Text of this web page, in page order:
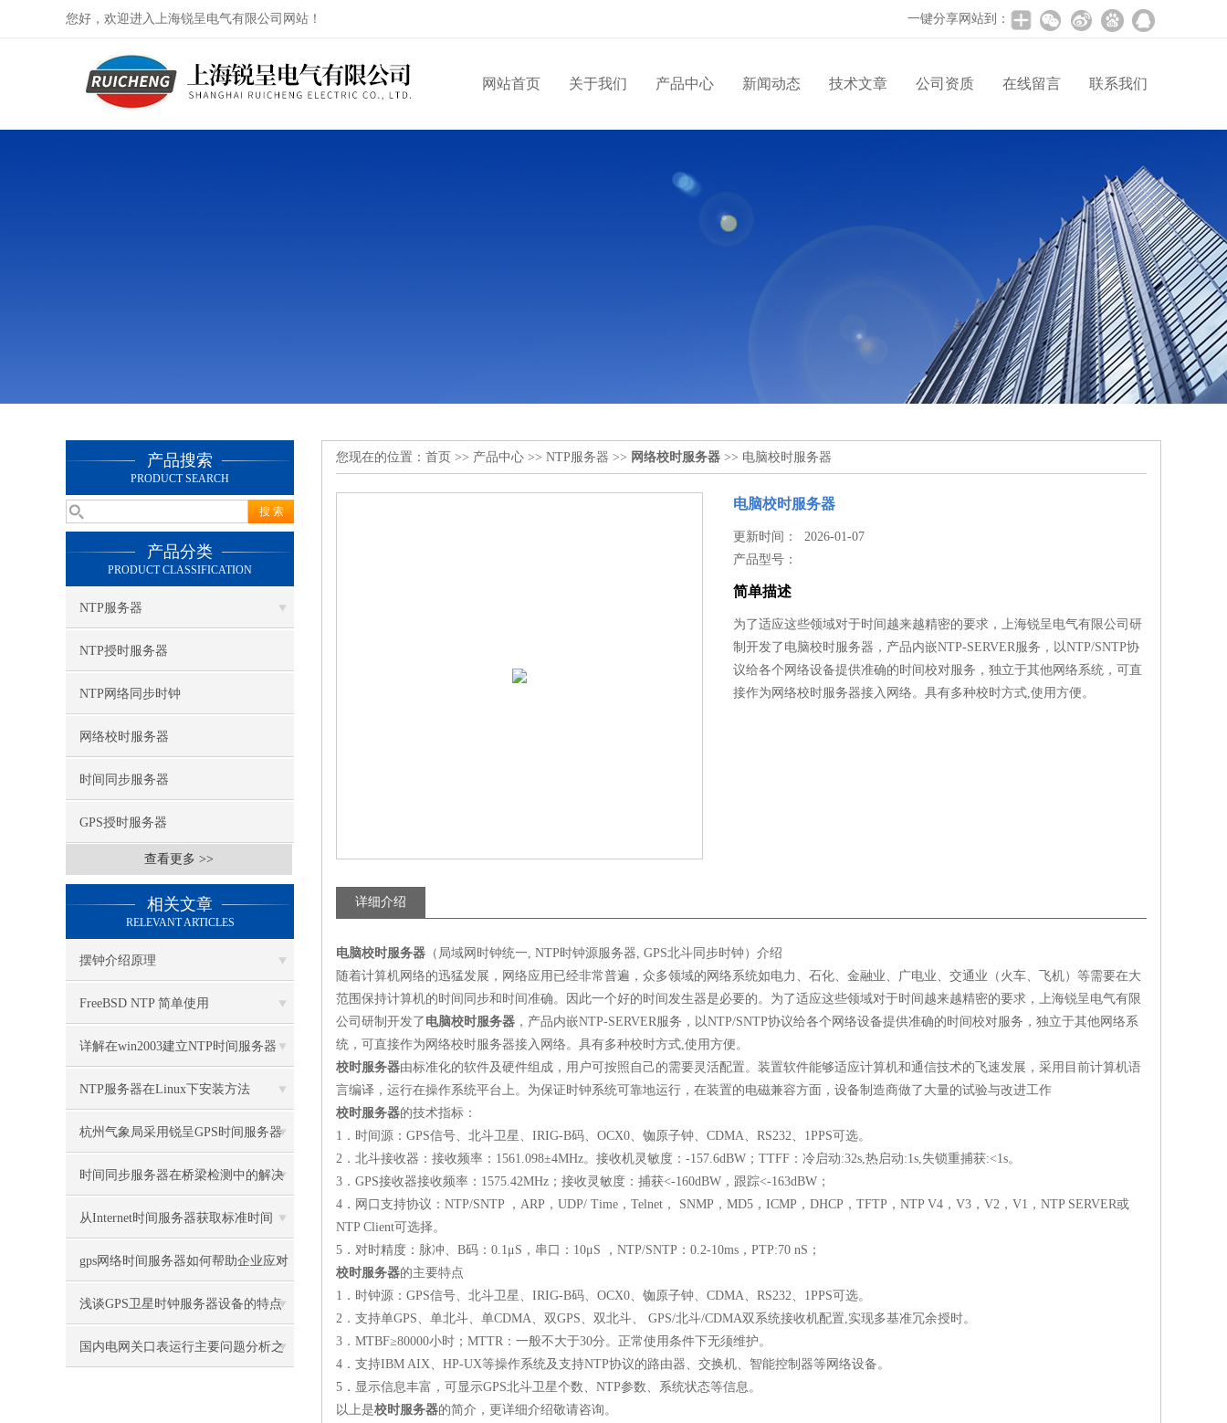
您好，欢迎进入上海锐呈电气有限公司网站！ 一键分享网站到：
网站首页 关于我们 产品中心 新闻动态 技术文章 公司资质 在线留言 联系我们
产品搜索
PRODUCT SEARCH
产品分类
PRODUCT CLASSIFICATION
NTP服务器
NTP授时服务器
NTP网络同步时钟
网络校时服务器
时间同步服务器
GPS授时服务器
查看更多 >>
相关文章
RELEVANT ARTICLES
摆钟介绍原理
FreeBSD NTP 简单使用
详解在win2003建立NTP时间服务器
NTP服务器在Linux下安装方法
杭州气象局采用锐呈GPS时间服务器
时间同步服务器在桥梁检测中的解决
方案
从Internet时间服务器获取标准时间
gps网络时间服务器如何帮助企业应对
网络恶意攻击
浅谈GPS卫星时钟服务器设备的特点
国内电网关口表运行主要问题分析之
您现在的位置： 首页 >> 产品中心 >> NTP服务器 >> 网络校时服务器 >> 电脑校时服务器
电脑校时服务器
更新时间： 2026-01-07
产品型号：
简单描述
为了适应这些领域对于时间越来越精密的要求，上海锐呈电气有限公司研
制开发了电脑校时服务器，产品内嵌NTP-SERVER服务，以NTP/SNTP协
议给各个网络设备提供准确的时间校对服务，独立于其他网络系统，可直
接作为网络校时服务器接入网络。具有多种校时方式,使用方便。
详细介绍
电脑校时服务器 （局域网时钟统一, NTP时钟源服务器, GPS北斗同步时钟）介绍
随着计算机网络的迅猛发展，网络应用已经非常普遍，众多领域的网络系统如电力、石化、金融业、广电业、交通业（火车、飞机）等需要在大
范围保持计算机的时间同步和时间准确。因此一个好的时间发生器是必要的。为了适应这些领域对于时间越来越精密的要求，上海锐呈电气有限
公司研制开发了 电脑校时服务器 ，产品内嵌NTP-SERVER服务，以NTP/SNTP协议给各个网络设备提供准确的时间校对服务，独立于其他网络系
统，可直接作为网络校时服务器接入网络。具有多种校时方式,使用方便。
校时服务器由标准化的软件及硬件组成，用户可按照自己的需要灵活配置。装置软件能够适应计算机和通信技术的飞速发展，采用目前计算机语
言编译，运行在操作系统平台上。为保证时钟系统可靠地运行，在装置的电磁兼容方面，设备制造商做了大量的试验与改进工作
校时服务器的技术指标：
1 ．时间源： GPS信号、北斗卫星、 IRIG-B码、 OCX0、铷原子钟、 CDMA、 RS232、 1PPS可选。
2 ．北斗接收器：接收频率 ： 1561.098±4MHz。接收机灵敏度： -157.6dBW ； TTFF ：冷启动:32s,热启动:1s,失锁重捕获:<1s。
3 ． GPS接收器接收频率： 1575.42MHz ；接收灵敏度：捕获<-160dBW ，跟踪<-163dBW ；
4 ．网口支持协议： NTP/SNTP ， ARP ， UDP/ Time ， Telnet ， SNMP ， MD5 ， ICMP ， DHCP ， TFTP ， NTP V4 ， V3 ， V2 ， V1 ， NTP SERVER或
NTP Client可选择。
5 ．对时精度：脉冲、 B码： 0.1μS ，串口： 10μS ， NTP/SNTP ： 0.2-10ms ， PTP:70 nS ；
校时服务器的主要特点
1 ．时钟源： GPS信号、北斗卫星、 IRIG-B码、 OCX0、铷原子钟、 CDMA、 RS232、 1PPS可选。
2 ．支持单GPS、单北斗、单CDMA、双GPS、双北斗、 GPS/北斗/CDMA双系统接收机配置,实现多基准冗余授时。
3 ． MTBF≥80000小时； MTTR ：一般不大于30分。正常使用条件下无须维护。
4 ．支持IBM AIX、 HP-UX等操作系统及支持NTP协议的路由器、交换机、智能控制器等网络设备。
5 ．显示信息丰富，可显示GPS北斗卫星个数、 NTP参数、系统状态等信息。
以上是校时服务器的简介，更详细介绍敬请咨询。